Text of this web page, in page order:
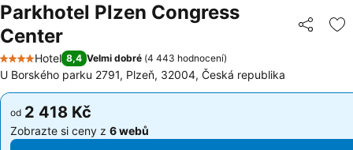
Parkhotel Plzen Congress
Center
Sdílet
4 Počet hvězdiček
Hotel 8,4 Velmi dobré (4 443 hodnocení)
U Borského parku 2791, Plzeň, 32004, Česká republika
od 2 418 Kč
Zobrazte si ceny z 6 webů
od 2 418 Kč
Zobrazte si ceny z 6 webů